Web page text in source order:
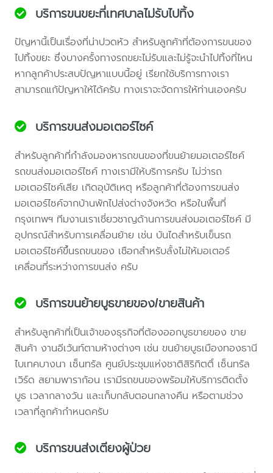
บริการขนขยะที่เทศบาลไม่รับไปทิ้ง
ปัญหานี้เป็นเรื่องที่น่าปวดหัว สำหรับลูกค้าที่ต้องการขนของ
ไปทิ้งขยะ ซึ่งบางครั้งทางรถขยะไม่รับและไม่รู้จะนำไปทิ้งที่ไหน
หากลูกค้าประสบปัญหาแบบนี้อยู่ เรียกใช้บริการทางเรา
สามารถแก้ปัญหาให้ได้ครับ ทางเราจะจัดการให้ท่านเองครับ
บริการขนส่งมอเตอร์ไซค์
สำหรับลูกค้าที่กำลังมองหารถขนของที่ขนย้ายมอเตอร์ไซค์
รถขนส่งมอเตอร์ไซค์ ทางเรามีให้บริการครับ ไม่ว่ารถ
มอเตอร์ไซค์เสีย เกิดอุบัติเหตุ หรือลูกค้าที่ต้องการขนส่ง
มอเตอร์ไซค์จากบ้านพักไปส่งต่างจังหวัด หรือในพื้นที่
กรุงเทพฯ ทีมงานเราเชี่ยวชาญด้านการขนส่งมอเตอร์ไซค์ มี
อุปกรณ์สำหรับการเคลื่อนย้าย เช่น บันไดสำหรับเข็นรถ
มอเตอร์ไซค์ขึ้นรถขนของ เชือกสำหรับลั้งไม่ให้มอเตอร์
เคลื่อนที่ระหว่างการขนส่ง ครับ
บริการขนย้ายบูธขายของ/ขายสินค้า
สำหรับลูกค้าที่เป็นเจ้าของธุรกิจที่ต้องออกบูธขายของ ขาย
สินค้า งานอีเว้นท์ตามห้างต่างๆ เช่น ขนย้ายบูธเมืองทองธานี
ไบเทคบางนา เซ็นทรัล ศูนย์ประชุมแห่งชาติสิริกิตติ์ เซ็นทรัล
เวิร์ด สยามพาราก้อน เรามีรถขนของพร้อมให้บริการติดตั้ง
บูธ เวลากลางวัน และเก็บกลับตอนกลางคืน หรือตามช่วง
เวลาที่ลูกค้ากำหนดครับ
บริการขนส่งเตียงผู้ป่วย